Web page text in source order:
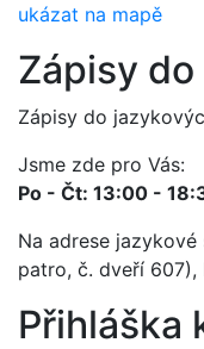
ukázat na mapě
Zápisy
Zápisy do
Jsme zde pro Vás:
Po - Čt: 13:00 -
Na adrese jazykové
patro, č. dveří 607),
Přihláška